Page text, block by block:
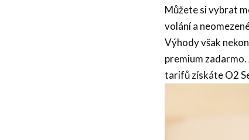
Můžete si vybrat
volání a
Výhody však
premium
tarifů získáte O2